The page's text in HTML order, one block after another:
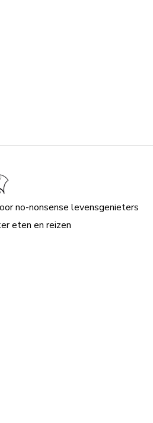
no-nonsense levensgenieters
eten en reizen